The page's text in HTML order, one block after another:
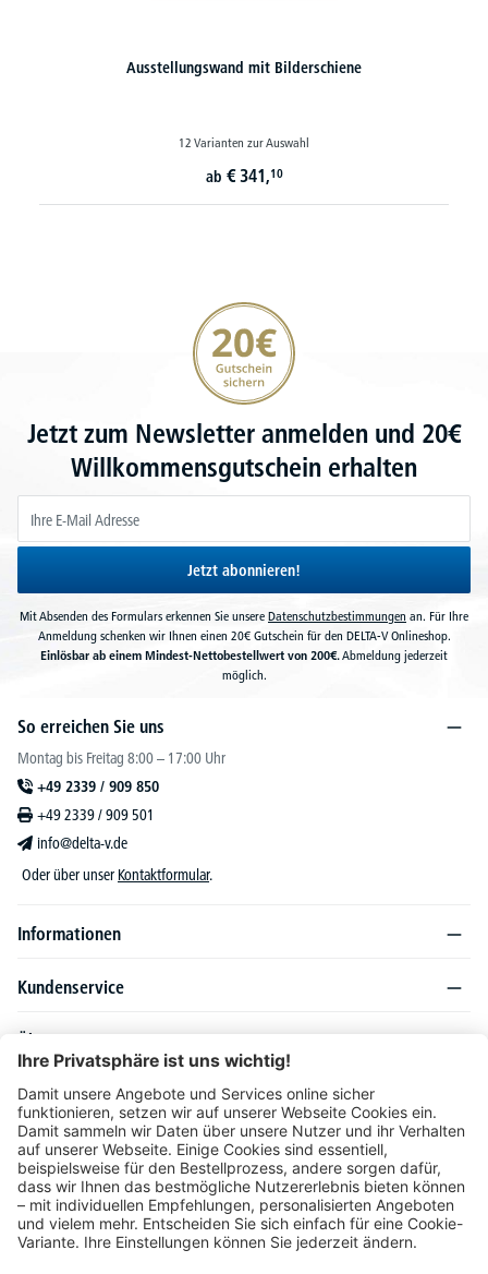
Ausstellungswand mit Bilderschiene
12 Varianten zur Auswahl
ab € 341,10
20€ Gutschein sichern
Jetzt zum Newsletter anmelden und 20€
Willkommensgutschein erhalten
Jetzt abonnieren!
Mit Absenden des Formulars erkennen Sie unsere Datenschutzbestimmungen an. Für Ihre
Anmeldung schenken wir Ihnen einen 20€ Gutschein für den DELTA-V Onlineshop.
Einlösbar ab einem Mindest-Nettobestellwert von 200€.Abmeldung jederzeit
möglich.
So erreichen Sie uns
Montag bis Freitag 8:00 – 17:00 Uhr
+49 2339 / 909 850
+49 2339 / 909 501
info@delta-v.de
Oder über unser Kontaktformular.
Informationen
Kundenservice
Über DELTA-V
Produktsortiment
Ratgeber
Folgen Sie uns auch auf